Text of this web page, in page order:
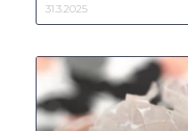
31.3.2025